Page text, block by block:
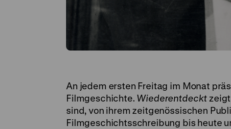
An jedem ersten Freitag im Monat
Filmgeschichte. Wiederentdeckt
sind, von ihrem zeitgenössischen
Filmgeschichtsschreibung bis heute